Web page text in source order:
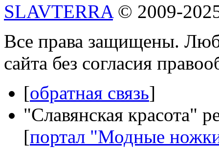
SLAVTERRA© 2009-
Все права защищены.
сайта без согласия
[обратная связь]
"Славянская красота"
[портал "Модные